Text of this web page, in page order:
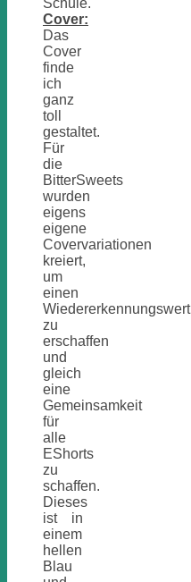
Cover:
Das
Cover
finde
ich
ganz
toll
gestaltet.
Für
die
BitterSweets
wurden
eigens
eigene
Covervariationen
kreiert,
um
einen
Wiedererkennungswert
zu
erschaffen
und
gleich
eine
Gemeinsamkeit
für
alle
EShorts
zu
schaffen.
Dieses
ist in
einem
hellen
Blau